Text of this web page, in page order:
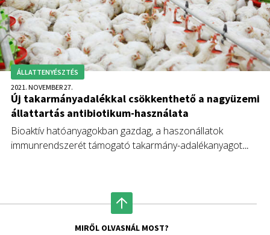
ÁLLATTENYÉSZTÉS
2021. NOVEMBER 27.
Új takarmányadalékkal csökkenthető a nagyüzemi
állattartás antibiotikum-használata
Bioaktív hatóanyagokban gazdag, a haszonállatok
immunrendszerét támogató takarmány-adalékanyagot
MIRŐL OLVASNÁL MOST?